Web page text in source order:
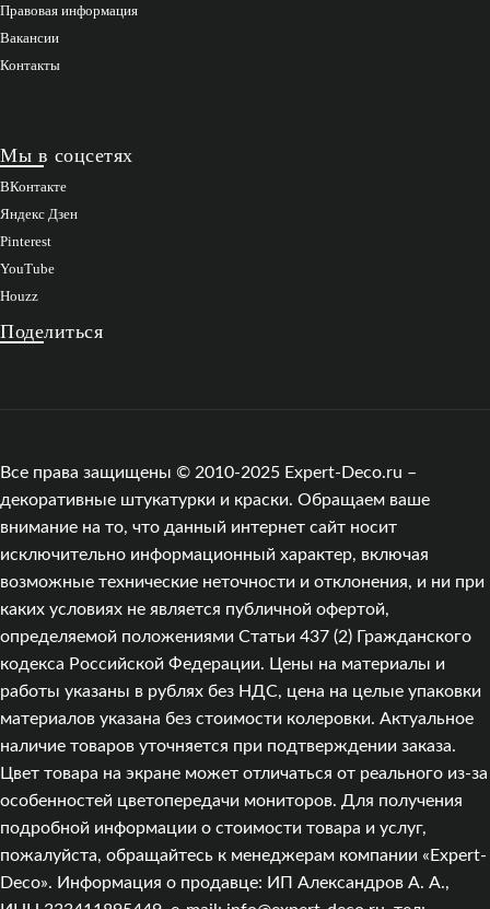
Правовая информация
Вакансии
Контакты
Мы в соцсетях
ВКонтакте
Яндекс Дзен
Pinterest
YouTube
Houzz
Поделиться
Все права защищены © 2010-2025 Expert-Deco.ru –
декоративные штукатурки и краски. Обращаем ваше
внимание на то, что данный интернет сайт носит
исключительно информационный характер, включая
возможные технические неточности и отклонения, и ни при
каких условиях не является публичной офертой,
определяемой положениями Статьи 437 (2) Гражданского
кодекса Российской Федерации. Цены на материалы и
работы указаны в рублях без НДС, цена на целые упаковки
материалов указана без стоимости колеровки. Актуальное
наличие товаров уточняется при подтверждении заказа.
Цвет товара на экране может отличаться от реального из‑за
особенностей цветопередачи мониторов. Для получения
подробной информации о стоимости товара и услуг,
пожалуйста, обращайтесь к менеджерам компании «Expert-
Deco». Информация о продавце: ИП Александров А. А.,